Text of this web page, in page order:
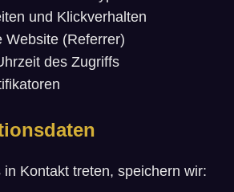
und Klickverhalten
Website (Referrer)
des Zugriffs
Kontakt treten, speichern wir: